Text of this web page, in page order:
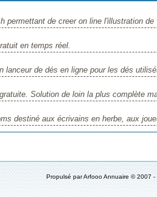
permettant de creer on line l'illustration
en temps réel.
lanceur de dés en ligne pour les dés
Solution de loin la plus complète
destiné aux écrivains en herbe, aux
Propulsé parArfooo Annuaire © 2007